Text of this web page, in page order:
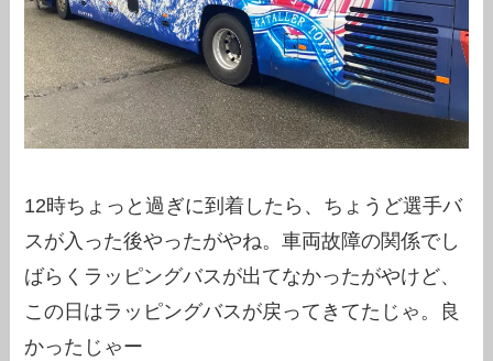
12時ちょっと過ぎに到着したら、ちょうど選手バ
スが入った後やったがやね。車両故障の関係でし
ばらくラッピングバスが出てなかったがやけど、
この日はラッピングバスが戻ってきてたじゃ。良
かったじゃー